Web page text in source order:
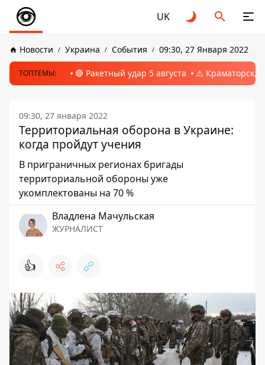
UK
Новости Украина События 09:30, 27 Января 2022
ТОПТЕМЫ: 🔴 Ракетный удар 5 августа ⚠️ Краматорск,
09:30, 27 января 2022
Территориальная оборона в Украине:
когда пройдут учения
В приграничных регионах бригады
территориальной обороны уже
укомплектованы на 70 %
Владлена Мачульская
ЖУРНАЛИСТ
👍